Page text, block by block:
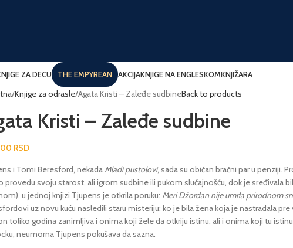
ZA DECU THE EMPYREAN AKCIJAKNJIGE NA ENGLESKOMKNJIŽARA
Knjige za odrasle Agata Kristi – Zaleđe sudbineBack to products
Kristi – Zaleđe sudbine
RSD
i Tomi Beresford, nekada Mladi pustolovi, sada su običan bračni par u penziji.
provedu svoju starost, ali igrom sudbine ili pukom slučajnošću, dok je sređivala
u jednoj knjizi Tjupens je otkrila poruku: Meri Džordan nije umrla prirodnom
uz novu kuću nasledili staru misteriju: ko je bila žena koja je nastradala
toliko godina zanimljiva i onima koji žele da otkriju istinu, ali i onima koji tu
neumorna Tjupens pokušava da sazna.